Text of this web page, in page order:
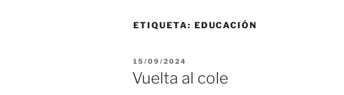
ETIQUETA: EDUCACIÓN
PUBLICADO
EL
15/09/2024
Vuelta al cole